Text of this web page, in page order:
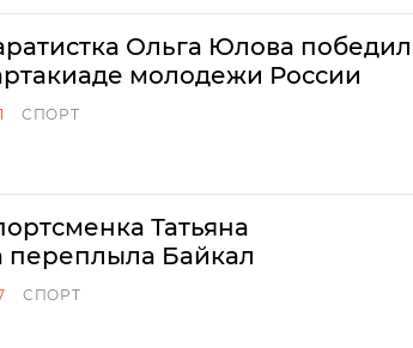
Ольга Юлова
молодежи России
СПОРТ
Татьяна
переплыла Байкал
СПОРТ